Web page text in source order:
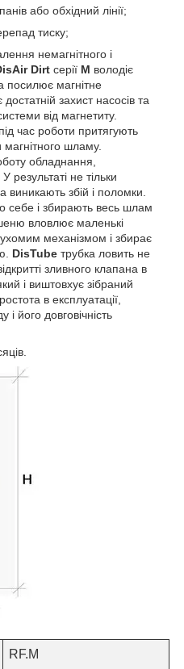
або обхідний лінії;
тиску;
немагнітного і
Dirt серії M володіє
посилює магнітне
захист насосів та
від магнетиту.
час роботи притягують
шламу.
обладнання,
не тільки
виникають збій і поломки.
себе і збирають весь шлам
вловлює маленькі
механізмом і збирає
DisTube трубка ловить не
зливного клапана в
і виштовхує зібраний
в експлуатації,
його довговічність
RF.M